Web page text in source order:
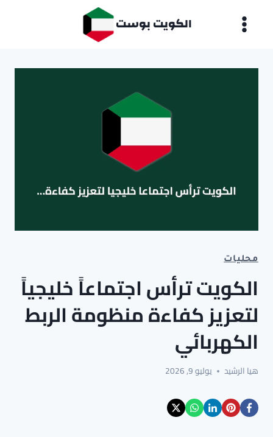
الكويت بوست
محليات
الكويت ترأس اجتماعاً خليجياً
لتعزيز كفاءة منظومة الربط
الكهربائي
هيا الرشيد يوليو 9, 2026